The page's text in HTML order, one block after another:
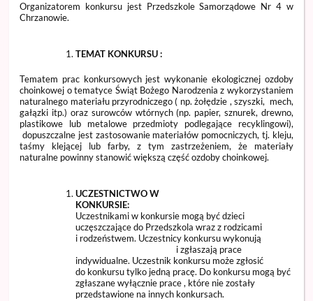
Organizatorem konkursu jest Przedszkole Samorządowe Nr 4 w
Chrzanowie.
TEMAT KONKURSU :
Tematem prac konkursowych jest wykonanie ekologicznej ozdoby
choinkowej o tematyce Świąt Bożego Narodzenia z wykorzystaniem
naturalnego materiału przyrodniczego ( np. żołędzie , szyszki, mech,
gałązki itp.) oraz surowców wtórnych (np. papier, sznurek, drewno,
plastikowe lub metalowe przedmioty podlegające recyklingowi),
dopuszczalne jest zastosowanie materiałów pomocniczych, tj. kleju,
taśmy klejącej lub farby, z tym zastrzeżeniem, że materiały
naturalne powinny stanowić większą część ozdoby choinkowej.
UCZESTNICTWO W
Uczestnikami w konkursie mogą być dzieci
uczęszczające do Przedszkola wraz z rodzicami
i rodzeństwem. Uczestnicy konkursu wykonują
i zgłaszają prace
indywidualne. Uczestnik konkursu może zgłosić
do konkursu tylko jedną pracę. Do konkursu mogą być
zgłaszane wyłącznie prace , które nie zostały
przedstawione na innych konkursach.